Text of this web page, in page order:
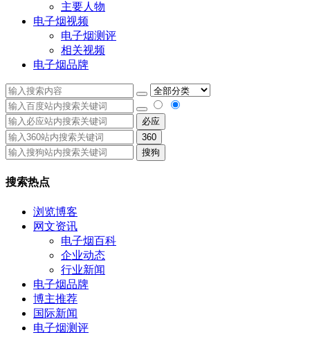
主要人物
电子烟视频
电子烟测评
相关视频
电子烟品牌
必应
360
搜狗
搜索热点
浏览博客
网文资讯
电子烟百科
企业动态
行业新闻
电子烟品牌
博主推荐
国际新闻
电子烟测评